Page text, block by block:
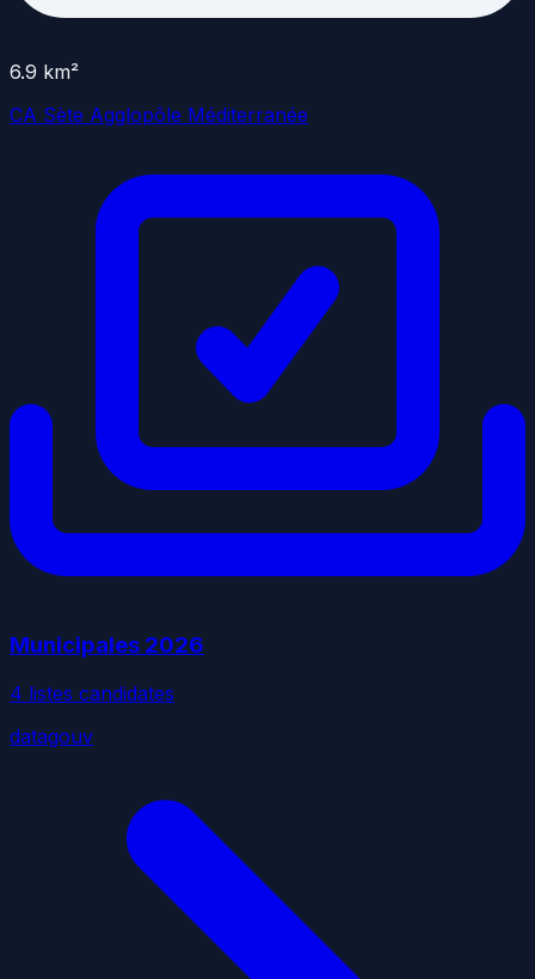
6.9 km²
CA Sète Agglopôle Méditerranée
Municipales 2026
4 listes candidates
datagouv